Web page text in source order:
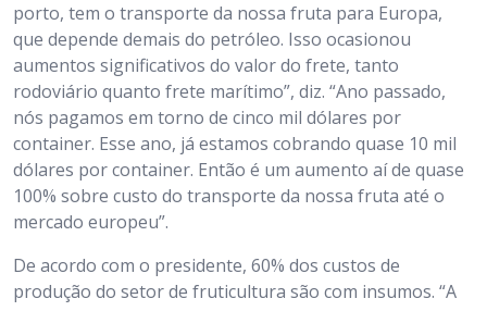
porto, tem o transporte da nossa fruta para Europa,
que depende demais do petróleo. Isso ocasionou
aumentos significativos do valor do frete, tanto
rodoviário quanto frete marítimo”, diz. “Ano passado,
nós pagamos em torno de cinco mil dólares por
container. Esse ano, já estamos cobrando quase 10 mil
dólares por container. Então é um aumento aí de quase
100% sobre custo do transporte da nossa fruta até o
mercado europeu”.
De acordo com o presidente, 60% dos custos de
produção do setor de fruticultura são com insumos. “A